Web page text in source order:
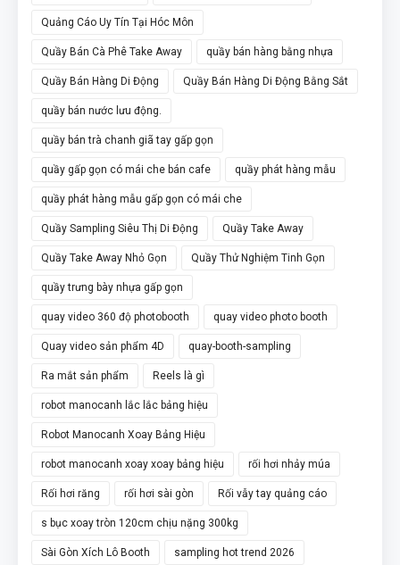
Quảng Cáo Uy Tín Tại Hóc Môn
Quầy Bán Cà Phê Take Away quầy bán hàng bằng nhựa
Quầy Bán Hàng Di Động Quầy Bán Hàng Di Động Bằng Sắt
quầy bán nước lưu động.
quầy bán trà chanh giã tay gấp gọn
quầy gấp gọn có mái che bán cafe quầy phát hàng mẫu
quầy phát hàng mẫu gấp gọn có mái che
Quầy Sampling Siêu Thị Di Động Quầy Take Away
Quầy Take Away Nhỏ Gọn Quầy Thử Nghiệm Tinh Gọn
quầy trưng bày nhựa gấp gọn
quay video 360 độ photobooth quay video photo booth
Quay video sản phẩm 4D quay-booth-sampling
Ra mắt sản phẩm Reels là gì
robot manocanh lắc lắc bảng hiệu
Robot Manocanh Xoay Bảng Hiệu
robot manocanh xoay xoay bảng hiệu rối hơi nhảy múa
Rối hơi răng rối hơi sài gòn Rối vẫy tay quảng cáo
s bục xoay tròn 120cm chịu nặng 300kg
Sài Gòn Xích Lô Booth sampling hot trend 2026